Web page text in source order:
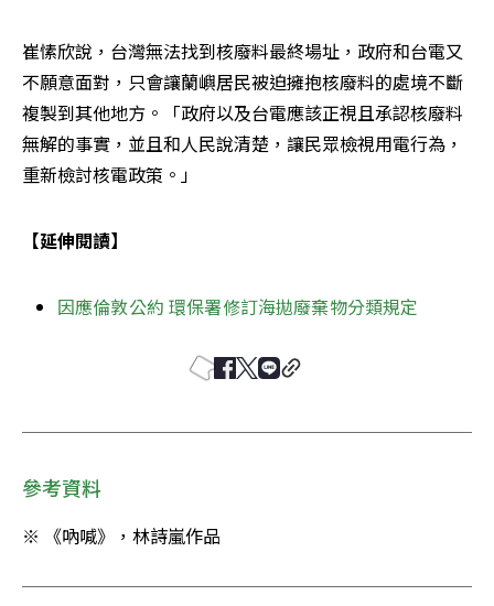
崔愫欣說，台灣無法找到核廢料最終場址，政府和台電又
不願意面對，只會讓蘭嶼居民被迫擁抱核廢料的處境不斷
複製到其他地方。「政府以及台電應該正視且承認核廢料
無解的事實，並且和人民說清楚，讓民眾檢視用電行為，
重新檢討核電政策。」
【延伸閱讀】
因應倫敦公約 環保署修訂海拋廢棄物分類規定
參考資料
※ 《吶喊》，林詩嵐作品